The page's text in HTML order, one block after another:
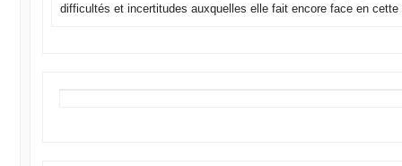
difficultés et incertitudes auxquelles elle fait encore face en